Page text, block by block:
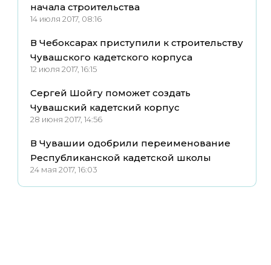
начала строительства
14 июля 2017, 08:16
В Чебоксарах приступили к строительству
Чувашского кадетского корпуса
12 июля 2017, 16:15
Сергей Шойгу поможет создать
Чувашский кадетский корпус
28 июня 2017, 14:56
В Чувашии одобрили переименование
Республиканской кадетской школы
24 мая 2017, 16:03